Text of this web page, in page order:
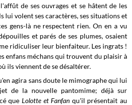
de ses ouvrages et se hâtent de les
lui volent ses caractères, ses situations et
gens-là ne respectent rien. On en a vu
et parés de ses plumes, osaient
ridiculiser leur bienfaiteur. Les ingrats !
enfans méchans qui trouvent du plaisir à
ils viennent de se désaltérer.
agira sans doute le mimographe qui lui
de la nouvelle pantomime; déjà sur
que Lolotte et Fanfan qu'il présentait au